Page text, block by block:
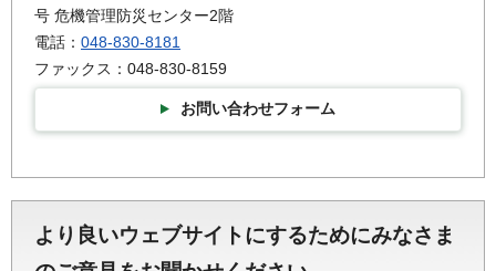
号 危機管理防災センター2階
電話： 048-830-8181
ファックス：048-830-8159
お問い合わせフォーム
より良いウェブサイトにするためにみなさま